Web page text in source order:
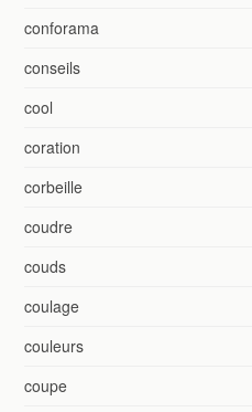
conforama
conseils
cool
coration
corbeille
coudre
couds
coulage
couleurs
coupe